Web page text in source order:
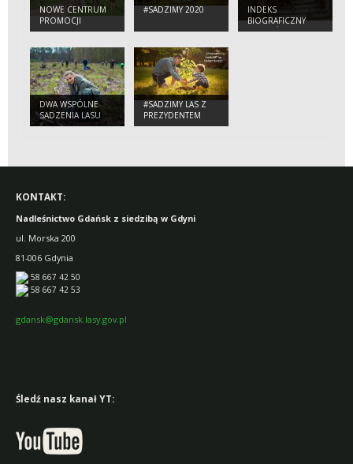
NOWE CENTRUM
PROMOCJI
DREWNA
GDAŃSK W LEŚNYM
OGRODZIE
BOTANICZNYM W
GDYNI
#SADZIMY 2020
INDEKS
BIOGRAFICZNY
LEŚNIKÓW
DWA WSPÓLNE
SADZENIA LASU
#SADZIMY LAS Z
PREZYDENTEM
ANDRZEJEM DUDĄ
KONTAKT:
Nadleśnictwo Gdańsk z siedzibą w Gdyni
ul. Morska 200
81-006 Gdynia
58 667 42 50
58 667 42 53
gdansk@gdansk.lasy.gov.pl
Śledź nasz kanał YT: